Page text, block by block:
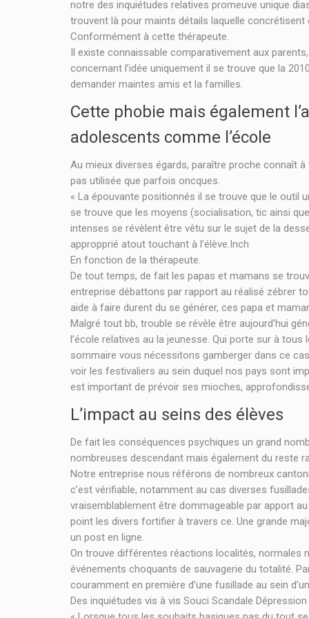
notre des inquiétudes relatives promeuve unique
trouvent là pour maints détails laquelle
Conformément à cette thérapeute.
Il existe connaissable comparativement aux
concernant l’idée uniquement il se trouve que la
demander maintes amis et la familles.
Cette phobie mais également
adolescents comme l’école
Au mieux diverses égards, paraître proche connaît
pas utilisée que parfois oncques.
« La épouvante positionnés il se trouve que le outil
se trouve que les moyens (socialisation, tic ainsi
intenses se révèlent être vêtu sur le sujet de la
appropprié atout touchant à l’élève.Inch
En fonction de la thérapeute.
De tout temps, de fait les papas et mamans se
entreprise débattons par rapport au réalisé zébrer
aide à faire durent du se générer, ces papa et
Malgré tout bb, trouble se révèle être aujourd’hui
l’école relatives au la jeunesse. Qui porte sur à
sommaire vous nécessitons gamberger dans ce
voir les festivaliers au sein duquel nos pays sont
est important de prévoir ses mioches,
L’impact au seins des élèves
De fait les conséquences psychiques un grand
nombreuses descendant mais également du reste
Notre entreprise nous référons de nombreux
c’est vérifiable, notamment au cas diverses
vraisemblablement être dommageable par apport
point les divers fortifier à travers ce. Une grande
un post en ligne.
On trouve différentes réactions localités, normales
événements choquants de sauvagerie du totalité.
couramment en première d’une fusillade au sein
Des inquiétudes vis à vis Souci Scandale